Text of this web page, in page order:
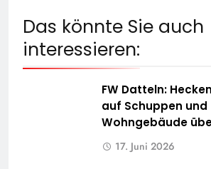
Das könnte Sie auch
interessieren:
FW Datteln:
auf Schuppen und
Wohngebäude
17. Juni 2026